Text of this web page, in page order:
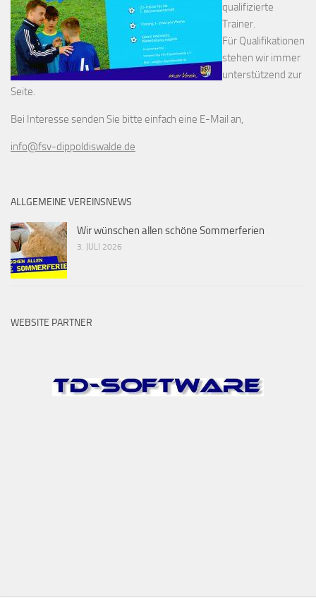
qualifizierte
Trainer.
Für Qualifikationen
stehen wir immer
unterstützend zur
Seite.
Bei Interesse senden Sie bitte einfach eine E-Mail an,
info@fsv-dippoldiswalde.de
ALLGEMEINE VEREINSNEWS
Wir wünschen allen schöne Sommerferien
3. JULI 2026
WEBSITE PARTNER